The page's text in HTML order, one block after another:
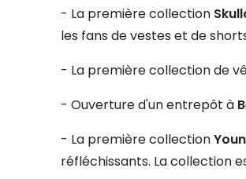
- La première collection
les fans de vestes et de
- La première collection de
- Ouverture d'un entrepôt à
- La première collection
réfléchissants. La collection